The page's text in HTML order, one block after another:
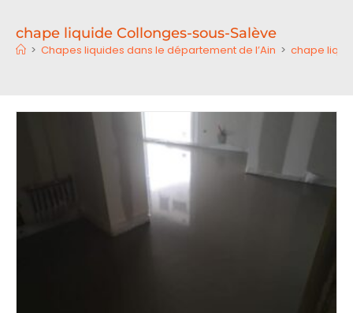
chape liquide Collonges-sous-Salève
> Chapes liquides dans le département de l’Ain > chape